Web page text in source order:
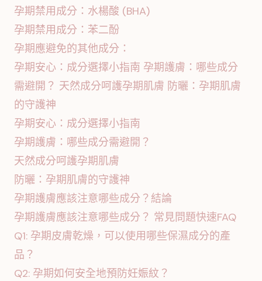
孕期禁用成分：水楊酸 (BHA)
孕期禁用成分：苯二酚
孕期應避免的其他成分：
孕期安心：成分選擇小指南 孕期護膚：哪些成分
需避開？ 天然成分呵護孕期肌膚 防曬：孕期肌膚
的守護神
孕期安心：成分選擇小指南
孕期護膚：哪些成分需避開？
天然成分呵護孕期肌膚
防曬：孕期肌膚的守護神
孕期護膚應該注意哪些成分？結論
孕期護膚應該注意哪些成分？ 常見問題快速FAQ
Q1: 孕期皮膚乾燥，可以使用哪些保濕成分的產
品？
Q2: 孕期如何安全地預防妊娠紋？